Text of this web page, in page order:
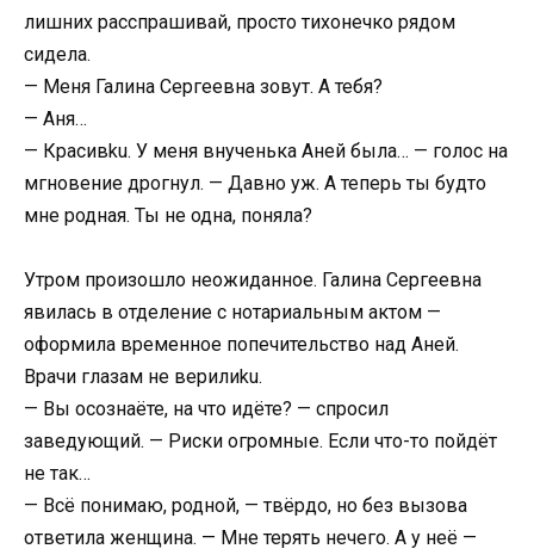
лишних расспрашивай, просто тихонечко рядом
сидела.
— Меня Галина Сергеевна зовут. А тебя?
— Аня…
— Красивku. У меня внученька Аней была… — голос на
мгновение дрогнул. — Давно уж. А теперь ты будто
мне родная. Ты не одна, поняла?
Утром произошло неожиданное. Галина Сергеевна
явилась в отделение с нотариальным актом —
оформила временное попечительство над Аней.
Врачи глазам не верилиku.
— Вы осознаёте, на что идёте? — спросил
заведующий. — Риски огромные. Если что-то пойдёт
не так…
— Всё понимаю, родной, — твёрдо, но без вызова
ответила женщина. — Мне терять нечего. А у неё —